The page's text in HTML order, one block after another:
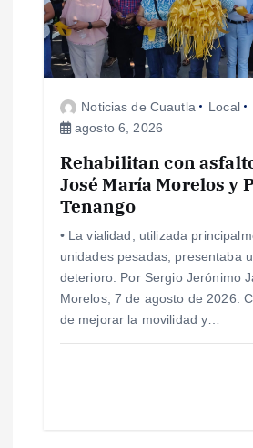
Noticias de Cuautla
Local
agosto 6, 2026
Rehabilitan con
José María Morelos y
Tenango
• La vialidad, utilizada
unidades pesadas, presentaba
deterioro. Por Sergio Jerónimo
Morelos; 7 de agosto de 2026.
de mejorar la movilidad y…